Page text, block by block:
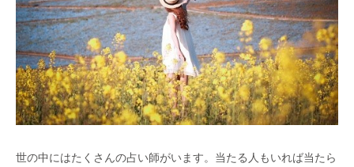
世の中にはたくさんの占い師がいます。当たる人もいれば当たら